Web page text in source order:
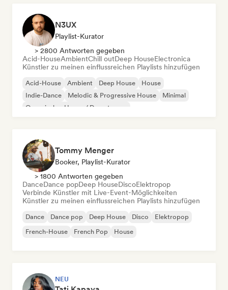
N3UX
Playlist-Kurator
> 2800 Antworten gegeben
Acid-HouseAmbientChill outDeep HouseElectronica
Künstler zu meinen einflussreichen Playlists hinzufügen
Acid-House Ambient Deep House
House
Indie-Dance
Melodic & Progressive House
Minimal
Organischer House / Downtempo
Tommy Menger
Booker, Playlist-Kurator
> 1800 Antworten gegeben
DanceDance popDeep HouseDiscoElektropop
Verbinde Künstler mit Live-Event-Möglichkeiten
Künstler zu meinen einflussreichen Playlists hinzufügen
Dance Dance pop Deep House Disco
Elektropop
French-House
French Pop House
NEU